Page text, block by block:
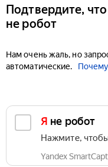
Подтвердите,
не робот
Нам очень жаль, но
автоматические.
Я не робот
Нажмите,
Yandex